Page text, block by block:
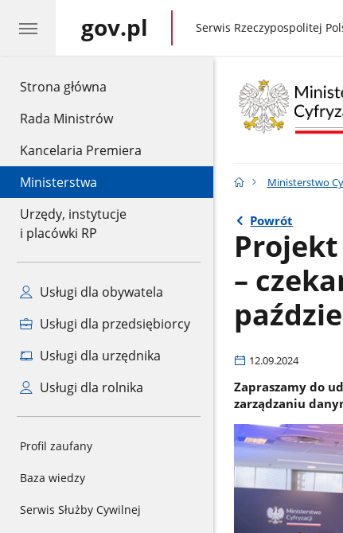
Strona główna
Rada Ministrów
Kancelaria Premiera
Ministerstwa
Urzędy, instytucje
i placówki RP
Usługi dla obywatela
Usługi dla przedsiębiorcy
Usługi dla urzędnika
Usługi dla rolnika
Profil zaufany
Baza wiedzy
Serwis Służby Cywilnej
gov.pl gov.pl
Serwis Rzeczypospolitej
Ministerstwo
Powrót
–
12.09.2024
Zapraszamy do
zarządzaniu